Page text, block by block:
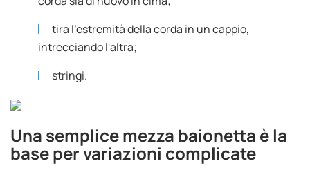
tira l'estremità della corda in un cappio,
intrecciando l'altra;
stringi.
Una semplice mezza baionetta è la
base per variazioni complicate